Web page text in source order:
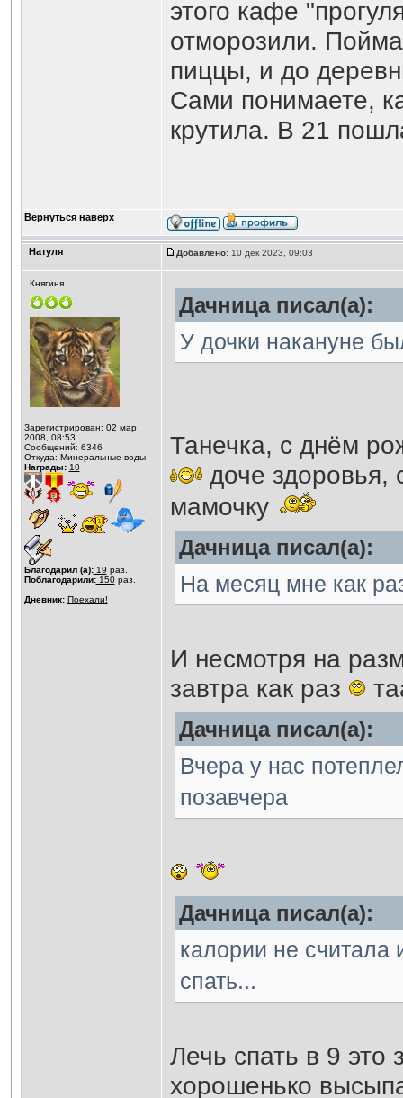
этого кафе
отморозили.
пиццы, и до
Сами понимаете,
крутила. В 21
Вернуться наверх
Натуля Добавлено:10 дек 2023, 09:03
Княгиня
Зарегистрирован: 02 мар
2008, 08:53
Сообщений: 6346
Откуда: Минеральные воды
Награды: 10
Благодарил (а):19 раз.
Поблагодарили:150раз.
Дневник: Поехали!
Дачница писал(а):
У дочки накануне
Танечка, с днём
доче здоровья,
мамочку
Дачница писал(а):
На месяц мне как
И несмотря на
завтра как раз
Дачница писал(а):
Вчера у нас
позавчера
Дачница писал(а):
калории не
спать...
Лечь спать в 9 это
хорошенько